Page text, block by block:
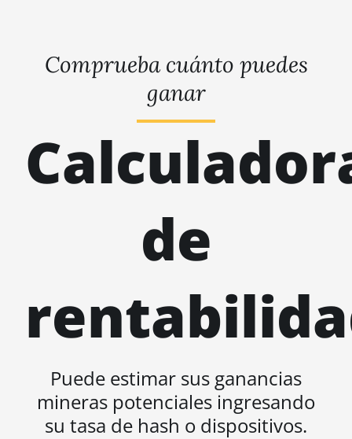
Comprueba cuánto puedes
ganar
de
Puede estimar sus ganancias
mineras potenciales ingresando
su tasa de hash o dispositivos.